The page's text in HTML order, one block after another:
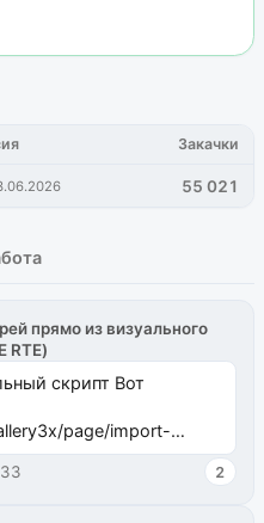
Закачки
55 021
прямо из визуального
RTE)
скрипт Вот
page/import-
2